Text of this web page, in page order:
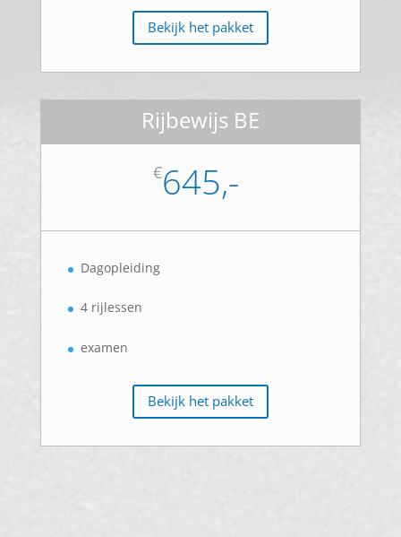
Bekijk het pakket
Rijbewijs BE
€645,-
Dagopleiding
4 rijlessen
examen
Bekijk het pakket